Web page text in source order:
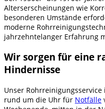
Alterserscheinungen wie
besonderen Umstände
moderne
jahrzehntelanger Erfahrung
Wir sorgen für eine
Hindernisse
Unser
rund um die Uhr für Notfälle